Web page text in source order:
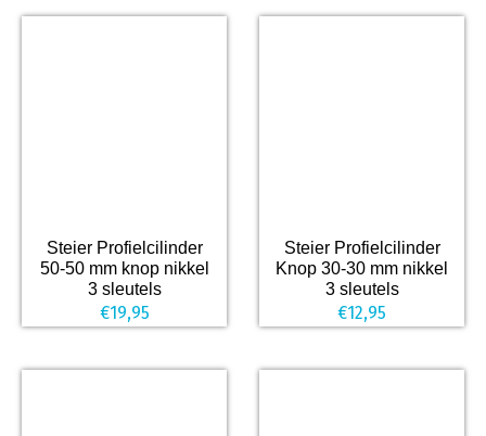
was:
is:
was:
is:
Steier Profielcilinder
50-50 mm knop nikkel
3 sleutels
€19,95
Steier Profielcilinder
Knop 30-30 mm nikkel
3 sleutels
€12,95